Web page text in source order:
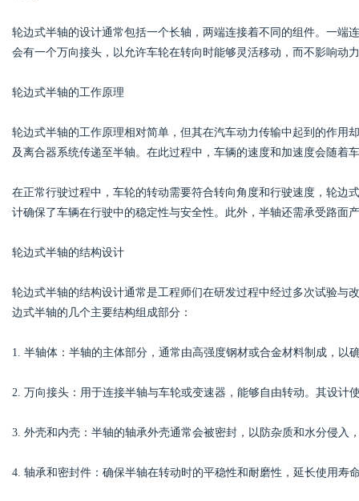
轮边式半轴的设计通常包括一个长轴，两端连接着不同的组件。一端
会有一个万向接头，以允许车轮在转向时能够灵活移动，而不影响动
轮边式半轴的工作原理
轮边式半轴的工作原理相对简单，但其在汽车动力传输中起到的作用
及离合器系统传递至半轴。在此过程中，车辆的速度和加速度会随着
在正常行驶过程中，车轮的转动需要符合转向角度和行驶速度，轮边
计确保了车辆在行驶中的稳定性与安全性。此外，半轴还需承受路面
轮边式半轴的结构设计
轮边式半轴的结构设计通常是工程师们在研发过程中经过多次试验与
边式半轴的几个主要结构组成部分：
1. 半轴体：半轴的主体部分，通常由高强度钢材或合金材料制成，以
2. 万向接头：用于连接半轴与车轮或变速器，能够自由转动。其设计
3. 外壳和内壳：半轴的轴承外壳通常会被密封，以防杂质和水分侵入
4. 轴承和密封件：确保半轴在转动时的平稳性和耐磨性，延长使用寿